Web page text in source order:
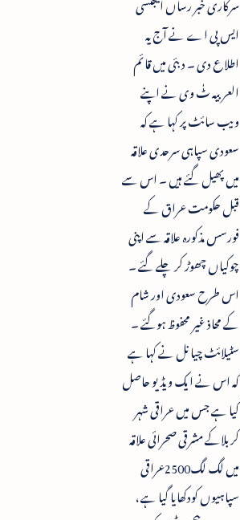
ایس پی اے نے آج یہ
اطلاع دی ۔ دبئی میں قائم
العربیہ ٹٰ وی نے اپنے
ویب سائٹ پر کہا ہے کہ
سعودی سپاہی سرحدی علاقہ
میں پھیل گئے ہیں ۔ اس سے
قبل حکومت عراق کے
فورسس مذکورہ علاقہ سے اپنی
چوکیاں چھوڑ کر چلے گئے ۔
اس طرح سعودی اور شام
کے محاذ غیر محفوظ ہوگئے ۔
سٹیلائٹ چیانل نے کہا ہے
کہ اس نے ایک ویڈیو حاصل
کیا ہے جس میں عراقی شہر
کربلاکے مشرقی صحرائی علاقہ
میں لگ لگ2500عراقی
سپاہیوں کودکھایا گیا ہے ،